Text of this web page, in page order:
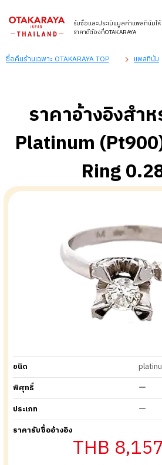
รับซื้อและประเมินมูลค่าแพลทินัมให้
ราคาดีต้องที่OTAKARAYA
ซื้อคืนร้านเฉพาะ OTAKARAYA TOP แพลทินัม
ราคาอ้างอิงสำ
Platinum
Ring
ชนิด
พิศุทธิ์
ー
ประเภท
ー
ราคารับซื้ออ้างอิง
THB